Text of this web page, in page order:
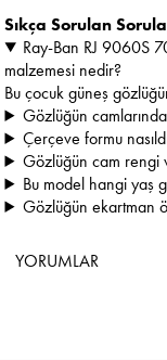
Sıkça Sorulan
Ray-Ban RJ 9060S
malzemesi nedir?
Bu çocuk güneş
Gözlüğün
Çerçeve formu
Gözlüğün cam rengi
Bu model hangi yaş
Gözlüğün ekartman
YORUMLAR